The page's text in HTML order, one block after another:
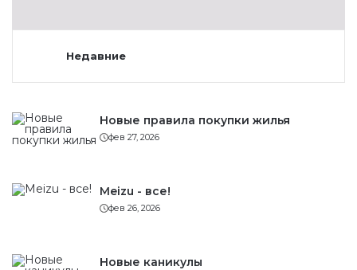
Недавние
Новые правила покупки жилья
фев 27, 2026
Meizu - все!
фев 26, 2026
Новые каникулы